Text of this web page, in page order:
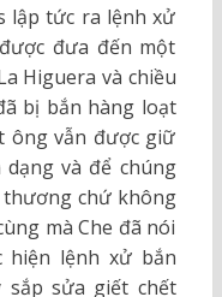
lập tức ra lệnh xử
đưa đến một
Higuera và chiều
bị bắn hàng loạt
ông vẫn được giữ
và để chúng
chứ không
mà Che đã nói
hiện lệnh xử bắn
sắp sửa giết chết